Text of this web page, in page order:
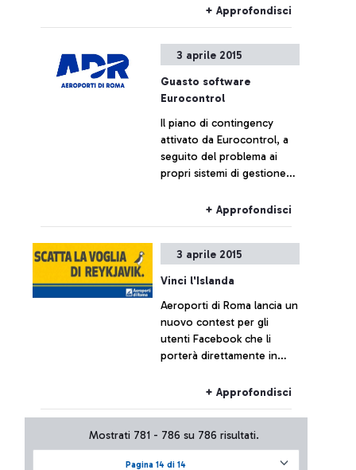
faranno decollare ancora
prima del volo.
+ Approfondisci
3 aprile 2015
Guasto software
Eurocontrol
Il piano di contingency
attivato da Eurocontrol, a
seguito del problema ai
propri sistemi di gestione
momento non ha
comportato effetti sul
traffico di Fiumicino, che
resta sostanzialmente
regolare.
+ Approfondisci
3 aprile 2015
Vinci l'Islanda
Aeroporti di Roma lancia un
nuovo contest per gli
utenti Facebook che li
porterà direttamente in
vedrà attivarsi il nuovo
collegamento diretto della
Vueling da Roma Fiumicino
+ Approfondisci
Pagina 14 di 14
Mostrati 781 - 786 su 786 risultati.